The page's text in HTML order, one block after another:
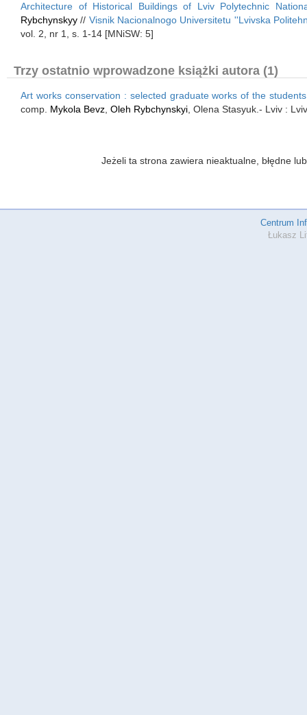
Architecture of Historical Buildings of Lviv Polytechnic
Rybchynskyy // Visnik Nacionalnogo Universitetu ''Lvivska
vol. 2, nr 1, s. 1-14 [MNiSW: 5]
Trzy ostatnio wprowadzone książki autora (1)
Art works conservation : selected graduate works of the
comp. Mykola Bevz Oleh Rybchynskyi , Olena Stasyuk.- Lviv :
Jeżeli ta strona zawiera nieaktualne, błędne
Centrum
Łukasz